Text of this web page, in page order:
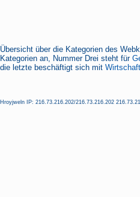
Übersicht über die Kategorien des
Kategorien an, Nummer Drei steht für
die letzte beschäftigt sich mit
Hroyjweln IP: 216.73.216.202/216.73.216.202